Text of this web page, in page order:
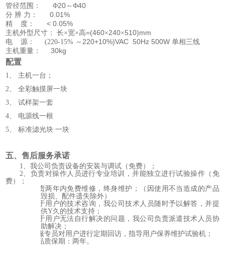
管径范围： Φ20 ～Φ40
分 辨 力： 0.01%
精 度： < 0.05%
主机外型尺寸： 长×宽×高=(460×240×510)mm
电 源： (220-15% ～220+10%)VAC 50Hz 500W单相三线
主机重量：
30kg
配置
1、
主机一台；
2、
全彩触摸屏一块
3、
试样架一套
4、
电源线一根
5、
标准滤光块 一块
五、售后服务承诺
1、我公司负责设备的安装与调试（免费）；
2、负责对操作人员进行专业培训，并能独立进行试验操作（免
费）；
3、负责两年内免费维修，终身维护；（因使用不当造成的产品
毁损、配件遗失除外）
4、对于用户的技术咨询，我公司技术人员随时予以解答，并提
供Y久的技术支持；
5、对于用户无法自行解决的问题，我公司负责派遣技术人员协
助解决；
6、客服专员对用户进行定期回访，指导用户保养维护试验机；
7、产品质保期：两年。